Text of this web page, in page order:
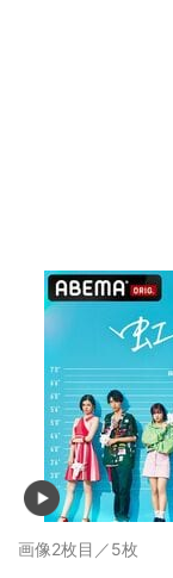
画像2枚目／5枚